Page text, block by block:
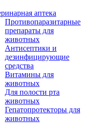
аптека
Противопаразитарные
препараты для
животных
Антисептики и
дезинфицирующие
средства
Витамины для
животных
Для полости рта
животных
Гепатопротекторы для
животных